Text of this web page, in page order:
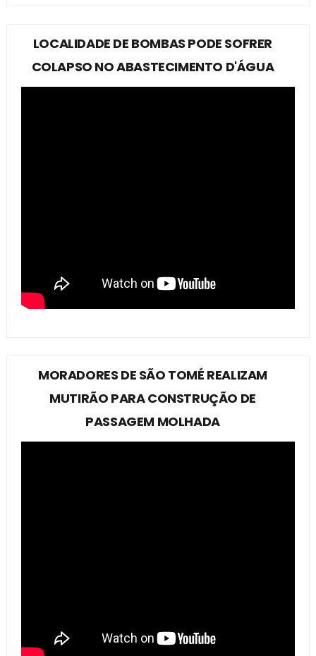
LOCALIDADE DE BOMBAS PODE SOFRER
COLAPSO NO ABASTECIMENTO D'ÁGUA
MORADORES DE SÃO TOMÉ REALIZAM
MUTIRÃO PARA CONSTRUÇÃO DE
PASSAGEM MOLHADA